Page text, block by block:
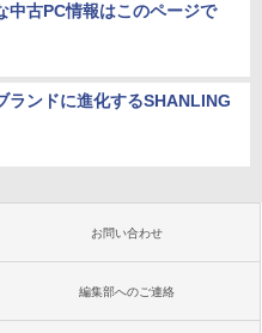
中古PC情報はこのページで
ランドに進化するSHANLING
お問い合わせ
編集部へのご連絡